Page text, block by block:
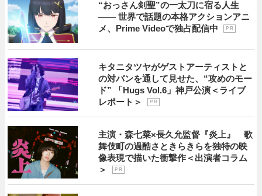
“おっさん剣聖”の一太刀に宿る人生
―― 世界で話題の本格アクションアニ
メ、Prime Videoで独占配信中
P R
キタニタツヤがゲストアーティストと
の対バンを通して見せた、“攻めのモー
ド” 「Hugs Vol.6」神戸公演＜ライブ
レポート＞
P R
主演・森七菜×長久允監督『炎上』 歌
舞伎町の過酷さときらきらを独特の映
像表現で描いた衝撃作＜出演者コラム
＞
P R